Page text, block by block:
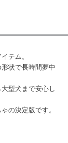
テム。
状で長時間夢中
型犬まで安心し
の決定版です。